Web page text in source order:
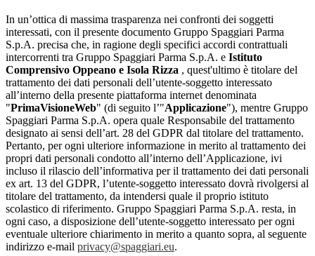
In un’ottica di massima trasparenza nei confronti dei soggetti
interessati, con il presente documento Gruppo Spaggiari Parma
S.p.A. precisa che, in ragione degli specifici accordi contrattuali
intercorrenti tra Gruppo Spaggiari Parma S.p.A. e Istituto
Comprensivo Oppeano e Isola Rizza , quest'ultimo è titolare del
trattamento dei dati personali dell’utente-soggetto interessato
all’interno della presente piattaforma internet denominata
"PrimaVisioneWeb" (di seguito l’"Applicazione"), mentre Gruppo
Spaggiari Parma S.p.A. opera quale Responsabile del trattamento
designato ai sensi dell’art. 28 del GDPR dal titolare del trattamento.
Pertanto, per ogni ulteriore informazione in merito al trattamento dei
propri dati personali condotto all’interno dell’Applicazione, ivi
incluso il rilascio dell’informativa per il trattamento dei dati personali
ex art. 13 del GDPR, l’utente-soggetto interessato dovrà rivolgersi al
titolare del trattamento, da intendersi quale il proprio istituto
scolastico di riferimento. Gruppo Spaggiari Parma S.p.A. resta, in
ogni caso, a disposizione dell’utente-soggetto interessato per ogni
eventuale ulteriore chiarimento in merito a quanto sopra, al seguente
indirizzo e-mail privacy@spaggiari.eu.